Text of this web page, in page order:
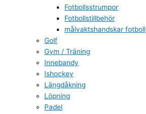
Fotbollsstrumpor
Fotbollstillbehör
målvaktshandskar fotboll
Golf
Gym / Träning
Innebandy
Ishockey
Längdåkning
Löpning
Padel